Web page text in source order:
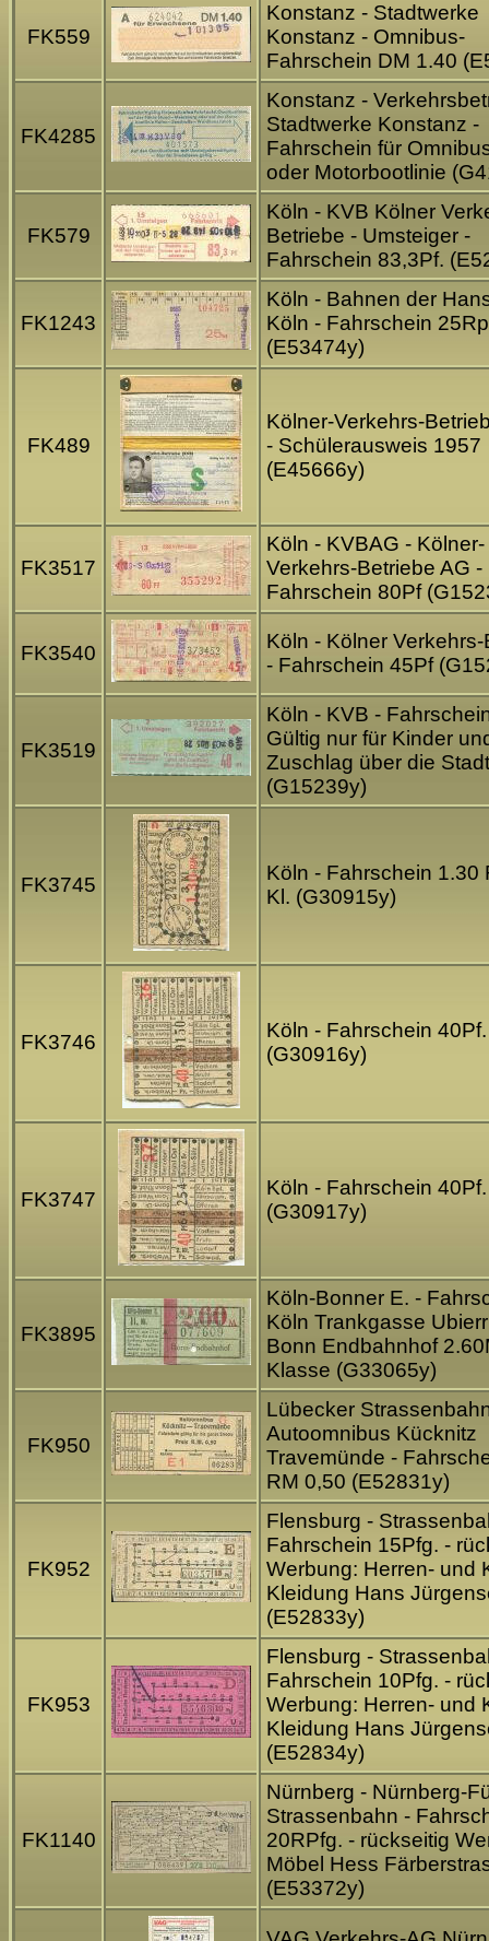
FK559
Konstanz - Stadtwerke
Konstanz - Omnibus-
Fahrschein DM 1.40
FK4285
Konstanz -
Stadtwerke Konstanz -
Fahrschein für
oder Motorbootlinie
FK579
Köln - KVB Kölner
Betriebe - Umsteiger -
Fahrschein 83,3Pf.
FK1243
Köln - Bahnen der
Köln - Fahrschein
(E53474y)
FK489
Kölner-Verkehrs-
- Schülerausweis 1957
(E45666y)
FK3517
Köln - KVBAG - Kölner-
Verkehrs-Betriebe AG -
Fahrschein 80Pf
FK3540
Köln - Kölner
- Fahrschein 45Pf
FK3519
Köln - KVB -
Gültig nur für Kinder
Zuschlag über die
(G15239y)
FK3745
Köln - Fahrschein 1.30
Kl. (G30915y)
FK3746
Köln - Fahrschein
(G30916y)
FK3747
Köln - Fahrschein
(G30917y)
FK3895
Köln-Bonner E. -
Köln Trankgasse
Bonn Endbahnhof
Klasse (G33065y)
FK950
Lübecker
Autoomnibus Kücknitz
Travemünde -
RM 0,50 (E52831y)
FK952
Flensburg -
Fahrschein 15Pfg. -
Werbung: Herren- und
Kleidung Hans
(E52833y)
FK953
Flensburg -
Fahrschein 10Pfg. -
Werbung: Herren- und
Kleidung Hans
(E52834y)
FK1140
Nürnberg - Nürnberg-
Strassenbahn -
20RPfg. - rückseitig
Möbel Hess
(E53372y)